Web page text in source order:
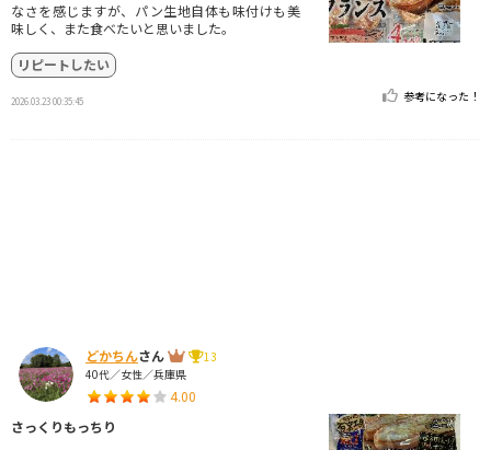
なさを感じますが、パン生地自体も味付けも美
味しく、また食べたいと思いました。
リピートしたい
2026.03.23 00:35:45 参考になった！
どかちんさん
13
40代／女性／兵庫県
4.00
さっくりもっちり